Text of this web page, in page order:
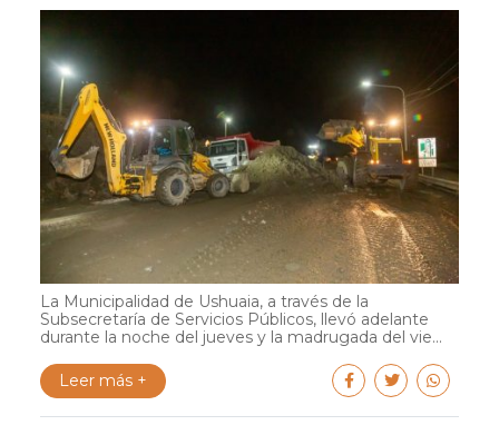
La Municipalidad de Ushuaia, a través de la
Subsecretaría de Servicios Públicos, llevó adelante
durante la noche del jueves y la madrugada del vie...
Leer más +